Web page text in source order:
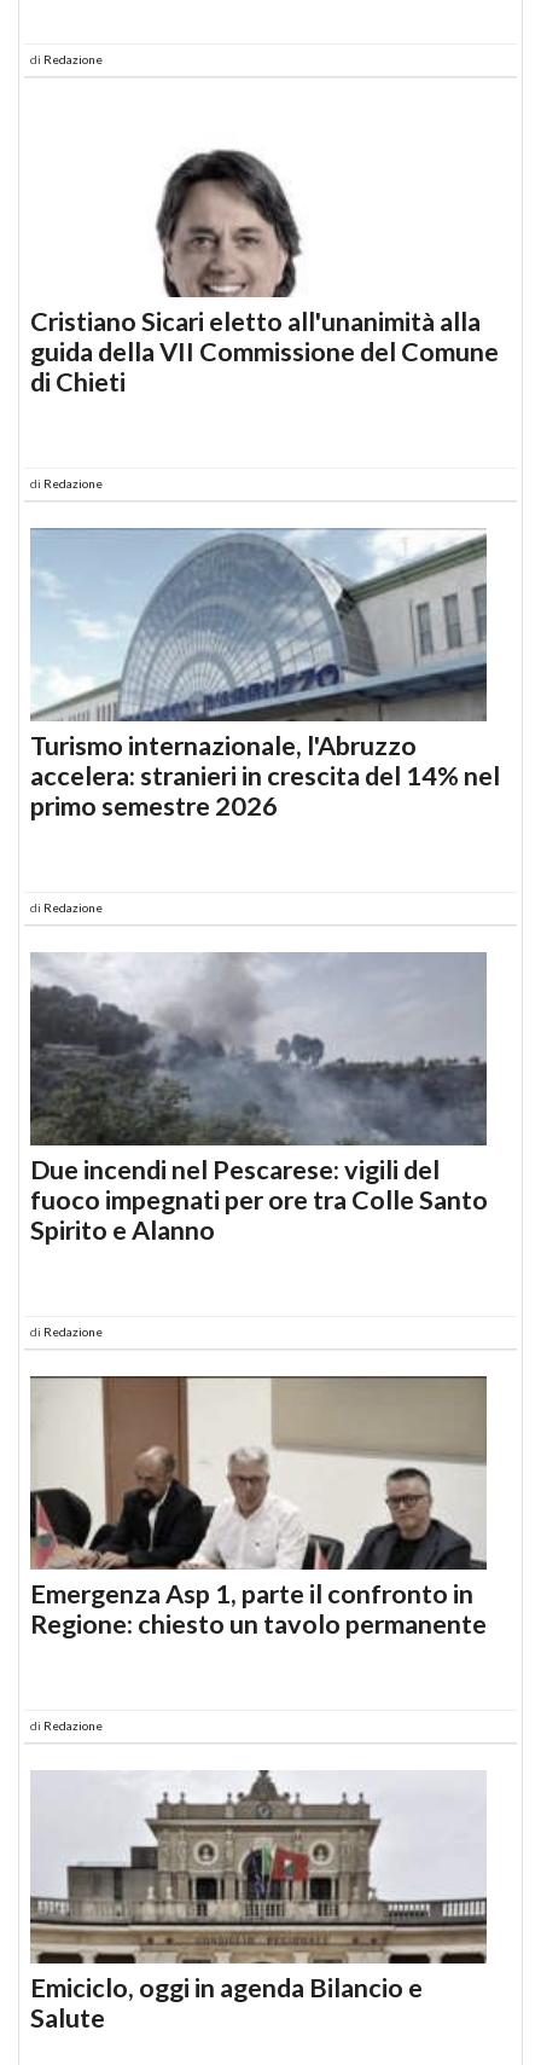
di Redazione
Cristiano Sicari eletto all'unanimità alla
guida della VII Commissione del Comune
di Chieti
di Redazione
Turismo internazionale, l'Abruzzo
accelera: stranieri in crescita del 14% nel
primo semestre 2026
di Redazione
Due incendi nel Pescarese: vigili del
fuoco impegnati per ore tra Colle Santo
Spirito e Alanno
di Redazione
Emergenza Asp 1, parte il confronto in
Regione: chiesto un tavolo permanente
di Redazione
Emiciclo, oggi in agenda Bilancio e
Salute